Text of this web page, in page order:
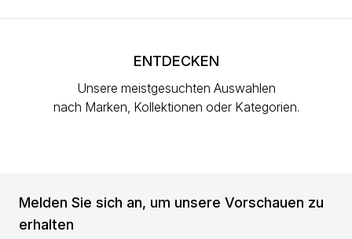
ENTDECKEN
Unsere meistgesuchten Auswahlen
nach Marken, Kollektionen oder Kategorien.
Melden Sie sich an, um unsere Vorschauen zu
erhalten